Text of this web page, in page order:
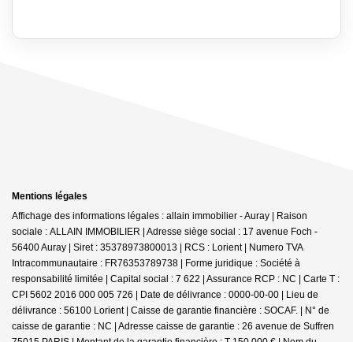
Mentions légales
Affichage des informations légales : allain immobilier - Auray | Raison
sociale : ALLAIN IMMOBILIER | Adresse siège social : 17 avenue Foch -
56400 Auray | Siret : 35378973800013 | RCS : Lorient | Numero TVA
Intracommunautaire : FR76353789738 | Forme juridique : Société à
responsabilité limitée | Capital social : 7 622 | Assurance RCP : NC | Carte T :
CPI 5602 2016 000 005 726 | Date de délivrance : 0000-00-00 | Lieu de
délivrance : 56100 Lorient | Caisse de garantie financière : SOCAF. | N° de
caisse de garantie : NC | Adresse caisse de garantie : 26 avenue de Suffren